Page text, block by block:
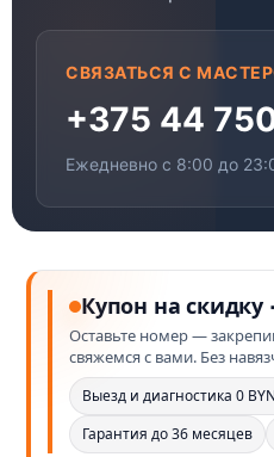
СВЯЗАТЬСЯ С
+375 44
Ежедневно с 8:00 до
Купон на скидку
Оставьте номер —
свяжемся с вами. Без
Выезд и диагностика 0
Гарантия до 36 месяцев